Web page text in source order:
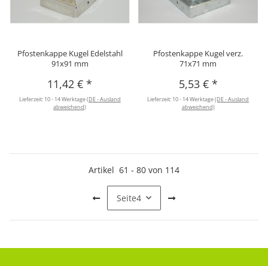
Pfostenkappe Kugel Edelstahl
91x91 mm
11,42 €*
Lieferzeit: 10 - 14 Werktage(DE - Ausland
abweichend)
Pfostenkappe Kugel verz.
71x71 mm
5,53 € *
Lieferzeit: 10 - 14 Werktage(DE - Ausland
abweichend)
Artikel 61 - 80 von 114
Seite4